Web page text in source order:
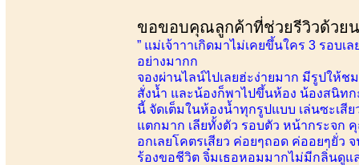
ขอขอบคุณลูกค้าที่ช่วยรีวิวด้วย
” แม่เจ้าาาเกิดมาไม่เคยขึ้นใคร 3 รอบ
อย่างมากก
จองผ่านไลน์ไปเลยฮ่ะง่ายมาก มีรูปให้
สั่งน้ำ และน้องก็พาไปขึ้นห้อง น้องสนิทก
นี้ จัดเต็มในห้องน้ำทุกรูปแบบ เล่นซะเสี
แตกมาก เลียทั้งตัว รอบตัว หน้ากระจก
อกเลยโคตรเสียว ค่อยๆถอด ค่ออยๆยั่ว
ร้องขอชีวิต จิ๋มเธอหอมมากไม่มีกลิ่นดูแ